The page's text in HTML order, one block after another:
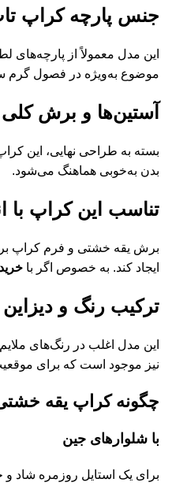
جنس پارچه کراپ
این مدل معمولاً از
موضوع به‌ویژه در فصول گرم
آستین‌ها و برش
بسته به طراحی نهایی، این
بدن به‌خوبی هماهنگ می‌شود.
تناسب این کراپ با
برش یقه خشتی و فرم کراپ برای
ایجاد کند. به خصوص اگر با
ترکیب رنگ و
این مدل اغلب در رنگ‌های
نیز موجود است که برای
چگونه کراپ یقه
با شلوارهای جین
برای یک استایل روزمره شاد و